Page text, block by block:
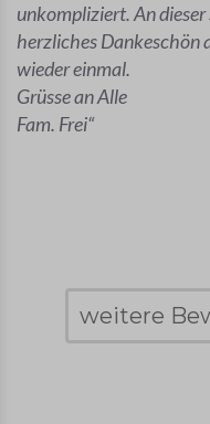
unkompliziert. An
herzliches Dankeschön
wieder einmal.
Grüsse an Alle
Fam. Frei
weitere